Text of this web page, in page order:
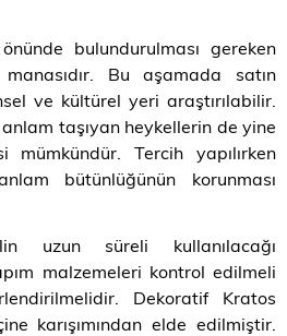
bulundurulması gereken
Bu aşamada satın
ve kültürel yeri araştırılabilir.
anlam taşıyan heykellerin de yine
Tercih yapılırken
bütünlüğünün korunması
uzun süreli kullanılacağı
malzemeleri kontrol edilmeli
Dekoratif Kratos
karışımından elde edilmiştir.